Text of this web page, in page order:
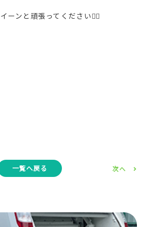
合わせ・見積り相談
ーンと頑張ってください🏳‍🌈
一覧へ戻る 次へ